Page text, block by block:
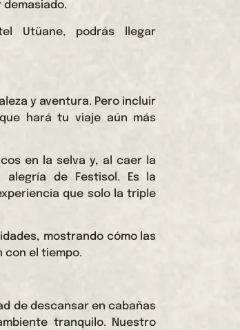
Utüane, podrás llegar
y aventura. Pero incluir
hará tu viaje aún más
en la selva y, al caer la
de Festisol. Es la
que solo la triple
mostrando cómo las
con el tiempo.
de descansar en cabañas
tranquilo. Nuestro